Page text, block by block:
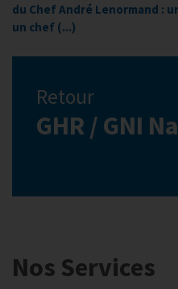
du Chef André Lenormand :
un chef (...)
Retour
GHR / GNI
Nos Services